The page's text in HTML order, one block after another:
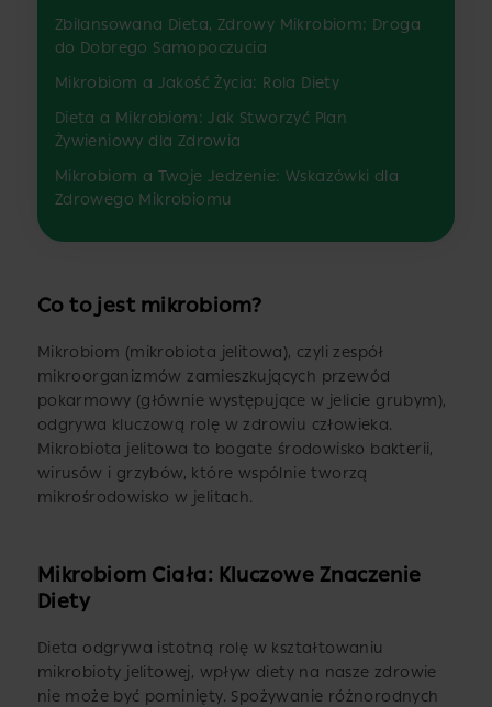
Zbilansowana Dieta, Zdrowy Mikrobiom: Droga
do Dobrego Samopoczucia
Mikrobiom a Jakość Życia: Rola Diety
Dieta a Mikrobiom: Jak Stworzyć Plan
Żywieniowy dla Zdrowia
Mikrobiom a Twoje Jedzenie: Wskazówki dla
Zdrowego Mikrobiomu
Co to jest mikrobiom?
Mikrobiom (mikrobiota jelitowa), czyli zespół
mikroorganizmów zamieszkujących przewód
pokarmowy (głównie występujące w jelicie grubym),
odgrywa kluczową rolę w zdrowiu człowieka.
Mikrobiota jelitowa to bogate środowisko bakterii,
wirusów i grzybów, które wspólnie tworzą
mikrośrodowisko w jelitach.
Mikrobiom Ciała: Kluczowe Znaczenie
Diety
Dieta odgrywa istotną rolę w kształtowaniu
mikrobioty jelitowej, wpływ diety na nasze zdrowie
nie może być pominięty. Spożywanie różnorodnych